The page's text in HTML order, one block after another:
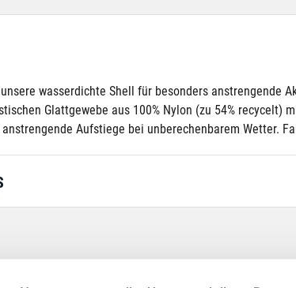
wasserdichte Shell für besonders
Glattgewebe aus 100% Nylon (zu 54%
Aufstiege bei unberechenbarem Wetter.